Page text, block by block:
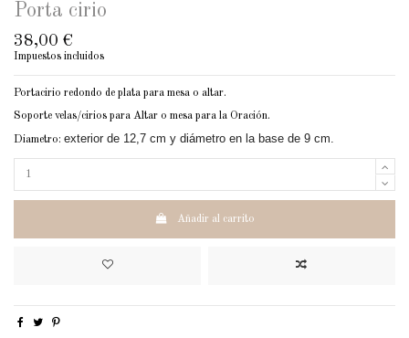
Porta cirio
38,00 €
Impuestos incluidos
Portacirio redondo de plata para mesa o altar.
Soporte velas/cirios para Altar o mesa para la Oración.
Diametro: exterior de 12,7 cm y diámetro en la base de 9 cm.
Añadir al carrito